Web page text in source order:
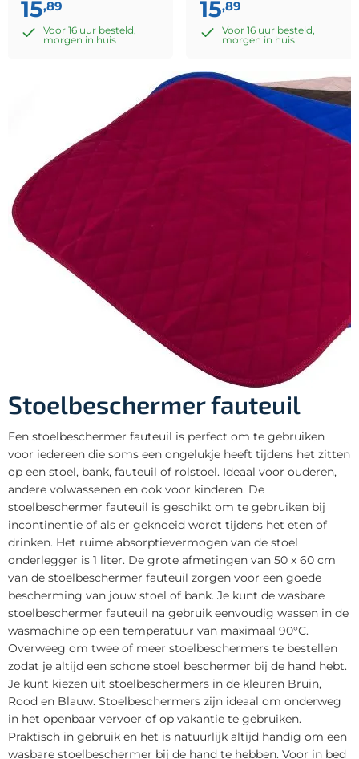
15,89
Voor 16 uur besteld,
morgen in huis
15,89
Voor 16 uur besteld,
morgen in huis
Stoelbeschermer fauteuil
Een stoelbeschermer fauteuil is perfect om te gebruiken
voor iedereen die soms een ongelukje heeft tijdens het zitten
op een stoel, bank, fauteuil of rolstoel. Ideaal voor ouderen,
andere volwassenen en ook voor kinderen. De
stoelbeschermer fauteuil is geschikt om te gebruiken bij
incontinentie of als er geknoeid wordt tijdens het eten of
drinken. Het ruime absorptievermogen van de stoel
onderlegger is 1 liter. De grote afmetingen van 50 x 60 cm
van de stoelbeschermer fauteuil zorgen voor een goede
bescherming van jouw stoel of bank. Je kunt de wasbare
stoelbeschermer fauteuil na gebruik eenvoudig wassen in de
wasmachine op een temperatuur van maximaal 90°C.
Overweeg om twee of meer stoelbeschermers te bestellen
zodat je altijd een schone stoel beschermer bij de hand hebt.
Je kunt kiezen uit stoelbeschermers in de kleuren Bruin,
Rood en Blauw. Stoelbeschermers zijn ideaal om onderweg
in het openbaar vervoer of op vakantie te gebruiken.
Praktisch in gebruik en het is natuurlijk altijd handig om een
wasbare stoelbeschermer bij de hand te hebben. Voor in bed